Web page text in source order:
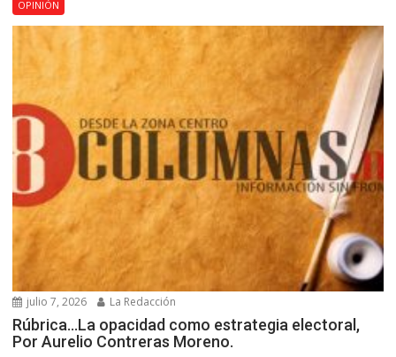
OPINIÓN
julio 7, 2026 La Redacción
Rúbrica…La opacidad como estrategia electoral,
Por Aurelio Contreras Moreno.